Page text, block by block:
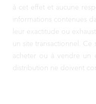
à cet effet et aucune
informations contenues
leur exactitude ou
un site transactionnel.
acheter ou à vendre
distribution ne doivent